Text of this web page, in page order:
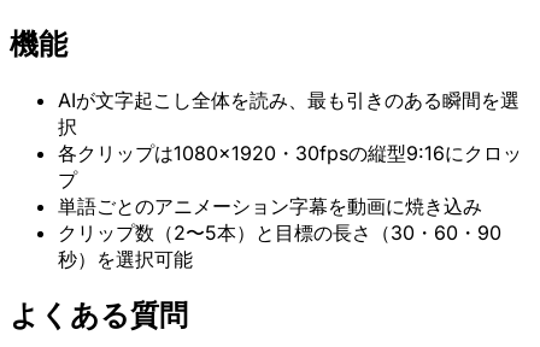
機能
AIが文字起こし全体を読み、最も引きのある瞬間を選
択
各クリップは1080×1920・30fpsの縦型9:16にクロッ
プ
単語ごとのアニメーション字幕を動画に焼き込み
クリップ数（2〜5本）と目標の長さ（30・60・90
秒）を選択可能
よくある質問